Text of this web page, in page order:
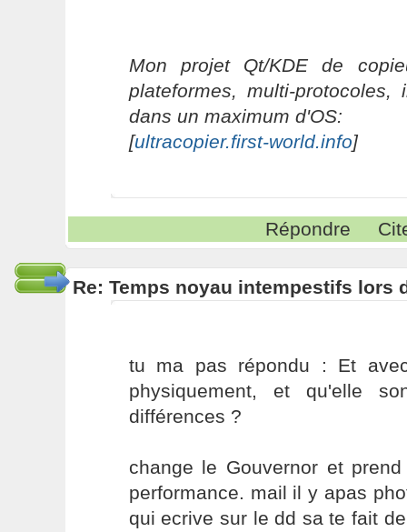
Mon projet Qt/KDE de
plateformes, multi-protocoles,
dans un maximum d'OS:
[ultracopier.first-world.info]
Répondre
Re: Temps noyau intempestifs lors
tu ma pas répondu : Et
physiquement, et qu'elle
différences ?
change le Gouvernor et
performance. mail il y apas
qui ecrive sur le dd sa te fait